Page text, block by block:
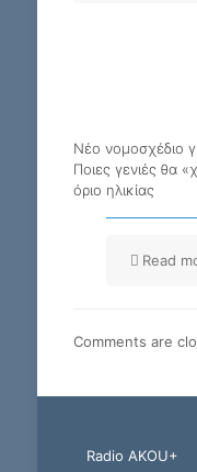
Νέο νομοσχέδιο
Ποιες γενιές θα
όριο ηλικίας
Read
Comments are
Radio AKOU+